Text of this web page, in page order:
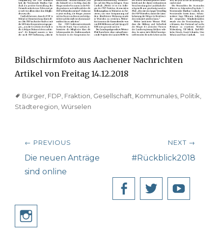
Bildschirmfoto aus Aachener Nachrichten
Artikel von Freitag 14.12.2018
TagsBürger FDP Fraktion Gesellschaft Kommunales Politik
Städteregion Würselen
Beitragsnavigation
← PREVIOUS
Previous
post:
Die neuen Anträge
sind online
NEXT →
Next#Rückblick2018
Facebook
Twitter